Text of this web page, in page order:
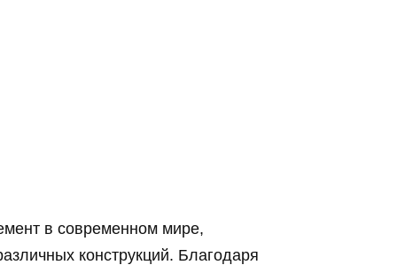
в современном мире,
конструкций. Благодаря